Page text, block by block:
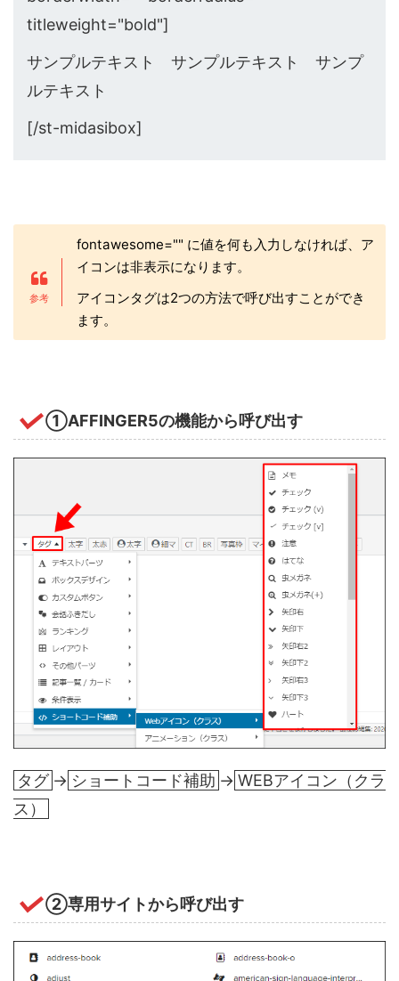
titleweight="bold"]
サンプルテキスト サンプルテキスト サンプ
ルテキスト
[/st-midasibox]
fontawesome="" に値を何も入力しなければ、ア
イコンは非表示になります。
アイコンタグは2つの方法で呼び出すことができ
ます。
①AFFINGER5の機能から呼び出す
タグ → ショートコード補助 → WEBアイコン（クラ
ス）
②専用サイトから呼び出す